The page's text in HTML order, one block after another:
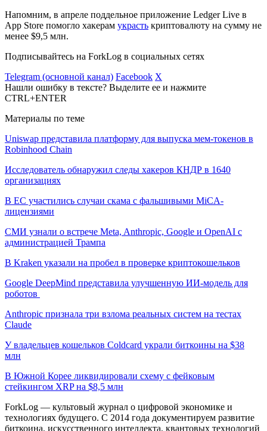
Напомним, в апреле поддельное приложение Ledger Live в
App Store помогло хакерам украсть криптовалюту на сумму не
менее $9,5 млн.
Подписывайтесь на ForkLog в социальных сетях
Telegram (основной канал) Facebook X
Нашли ошибку в тексте? Выделите ее и нажмите
CTRL+ENTER
Материалы по теме
Uniswap представила платформу для выпуска мем-токенов в
Robinhood Chain
Исследователь обнаружил следы хакеров КНДР в 1640
организациях
В ЕС участились случаи скама с фальшивыми MiCA-
лицензиями
СМИ узнали о встрече Meta, Anthropic, Google и OpenAI с
администрацией Трампа
В Kraken указали на пробел в проверке криптокошельков
Google DeepMind представила улучшенную ИИ-модель для
роботов
Anthropic признала три взлома реальных систем на тестах
Claude
У владельцев кошельков Coldcard украли биткоины на $38
млн
В Южной Корее ликвидировали схему с фейковым
стейкингом XRP на $8,5 млн
ForkLog — культовый журнал о цифровой экономике и
технологиях будущего. С 2014 года документируем развитие
биткоина, искусственного интеллекта, квантовых технологий